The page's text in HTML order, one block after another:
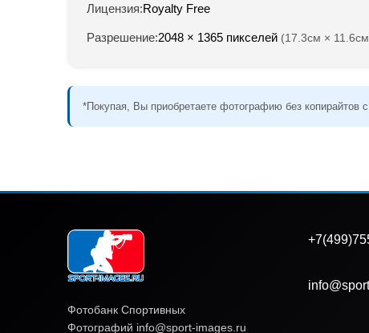
Лицензия:Royalty Free
Разрешение:2048 × 1365 пикселей (17.3см ×
*Покупая, Вы приобретаете фотографию без копирайтов
Фотобанк Спортивных
Фотографий info@sport-images.ru